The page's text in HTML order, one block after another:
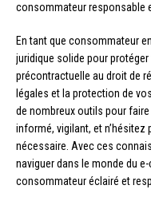
consommateur responsable
En tant que consommateur
juridique solide pour
précontractuelle au droit de
légales et la protection de
de nombreux outils pour
informé, vigilant, et
nécessaire. Avec ces
naviguer dans le monde du
consommateur éclairé et